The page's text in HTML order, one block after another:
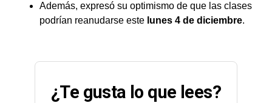
Además, expresó su optimismo de que las clases
podrían reanudarse este lunes 4 de diciembre.
¿Te gusta lo que lees?